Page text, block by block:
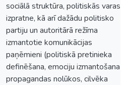
sociālā struktūra, politiskās varas
izpratne, kā arī dažādu politisko
partiju un autoritārā režīma
izmantotie komunikācijas
paņēmieni (politiskā pretinieka
definēšana, emociju izmantošana
propagandas nolūkos, cilvēka